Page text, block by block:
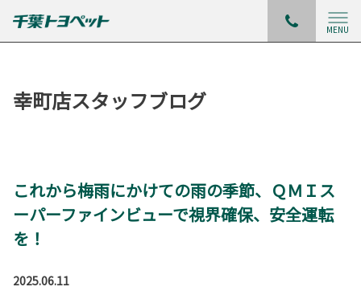
MENU
幸町店スタッフブログ
これから梅雨にかけての雨の季節、ＱＭＩス
ーパーファインビューで視界確保、安全運転
を！
2025.06.11